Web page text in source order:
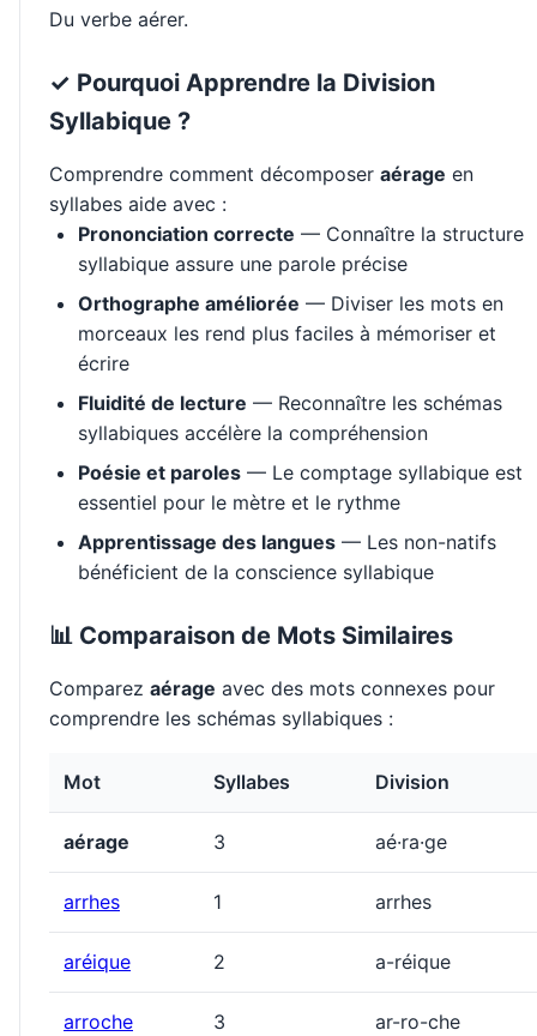
Du verbe aérer.
✓ Pourquoi Apprendre la Division
Syllabique ?
Comprendre comment décomposer aérage en
syllabes aide avec :
Prononciation correcte — Connaître la structure
syllabique assure une parole précise
Orthographe améliorée — Diviser les mots en
morceaux les rend plus faciles à mémoriser et
écrire
Fluidité de lecture — Reconnaître les schémas
syllabiques accélère la compréhension
Poésie et paroles — Le comptage syllabique est
essentiel pour le mètre et le rythme
Apprentissage des langues — Les non-natifs
bénéficient de la conscience syllabique
📊 Comparaison de Mots Similaires
Comparez aérage avec des mots connexes pour
comprendre les schémas syllabiques :
Mot Syllabes Division
aérage 3 aé·ra·ge
arrhes 1 arrhes
aréique 2 a-réique
arroche 3 ar-ro-che